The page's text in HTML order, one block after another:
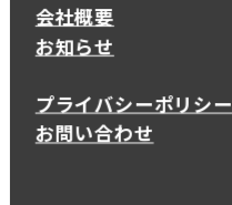
会社概要
お知らせ
プライバシーポリシー
お問い合わせ